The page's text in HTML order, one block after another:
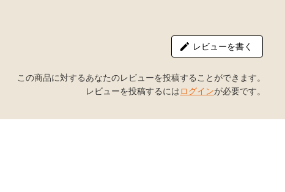
レビューを書く
この商品に対するあなたのレビューを投稿することができます。
レビューを投稿するにはログインが必要です。